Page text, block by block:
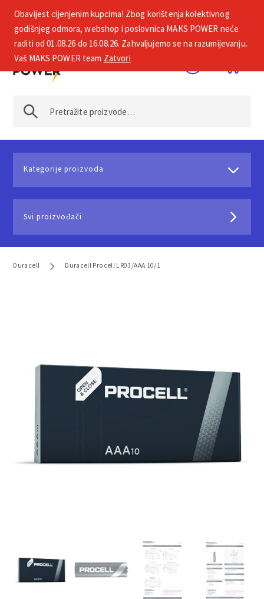
+385 1 2002 575
Kategorije proizvoda
Svi proizvođači
Duracell Duracell Procell LR03/AAA 10/1
Obavijest cijenjenim kupcima! Zbog korištenja kolektivnog
godišnjeg odmora, webshop i poslovnica MAKS POWER neće
raditi od 01.08.26 do 16.08.26. Zahvaljujemo se na razumijevanju.
Vaš MAKS POWER team Zatvori